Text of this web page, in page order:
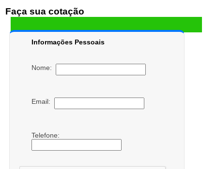
Faça sua cotação
Informações Pessoais
Nome:
Email:
Telefone: